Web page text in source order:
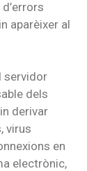
aparèixer al
servidor
dels
derivar
virus
en
electrònic,